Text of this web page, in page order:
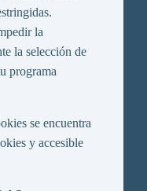
la
la selección de
programa
se encuentra
y accesible